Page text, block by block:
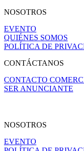
NOSOTROS
EVENTO
QUIÉNES SOMOS
POLÍTICA DE
CONTÁCTANOS
CONTACTO
SER ANUNCIANTE
NOSOTROS
EVENTO